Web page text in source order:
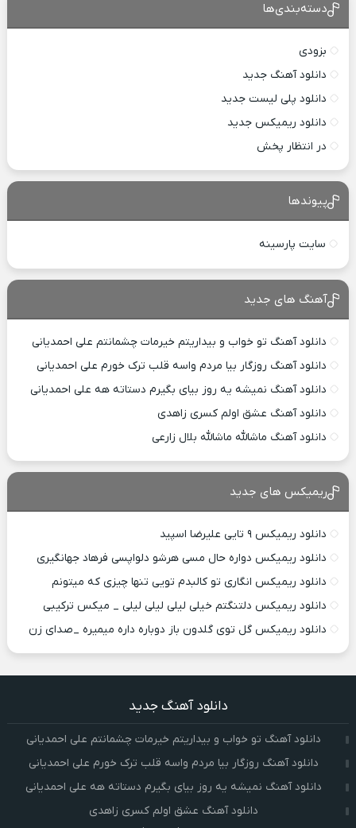
دسته‌بندی‌ها
بزودی
دانلود آهنگ جدید
دانلود پلی لیست جدید
دانلود ریمیکس جدید
در انتظار پخش
پیوندها
سایت پارسینه
آهنگ های جدید
دانلود آهنگ تو خواب و بیداریتم خیرمات چشمانتم علی احمدیانی
دانلود آهنگ روزگار بیا مردم واسه قلب ترک خورم علی احمدیانی
دانلود آهنگ نمیشه یه روز بیای بگیرم دستاته هه علی احمدیانی
دانلود آهنگ عشق اولم کسری زاهدی
دانلود آهنگ ماشالله ماشالله بلال زارعی
ریمیکس های جدید
دانلود ریمیکس ۹ تایی علیرضا اسپید
دانلود ریمیکس دواره حال مسی هرشو دلواپسی فرهاد جهانگیری
دانلود ریمیکس انگاری تو کالبدم تویی تنها چیزی که میتونم
دانلود ریمیکس دلتنگتم خیلی لیلی لیلی لیلی _ میکس ترکیبی
دانلود ریمیکس گل توی گلدون باز دوباره داره میمیره _صدای زن
دانلود آهنگ جدید
دانلود آهنگ تو خواب و بیداریتم خیرمات چشمانتم علی احمدیانی
دانلود آهنگ روزگار بیا مردم واسه قلب ترک خورم علی احمدیانی
دانلود آهنگ نمیشه یه روز بیای بگیرم دستاته هه علی احمدیانی
دانلود آهنگ عشق اولم کسری زاهدی